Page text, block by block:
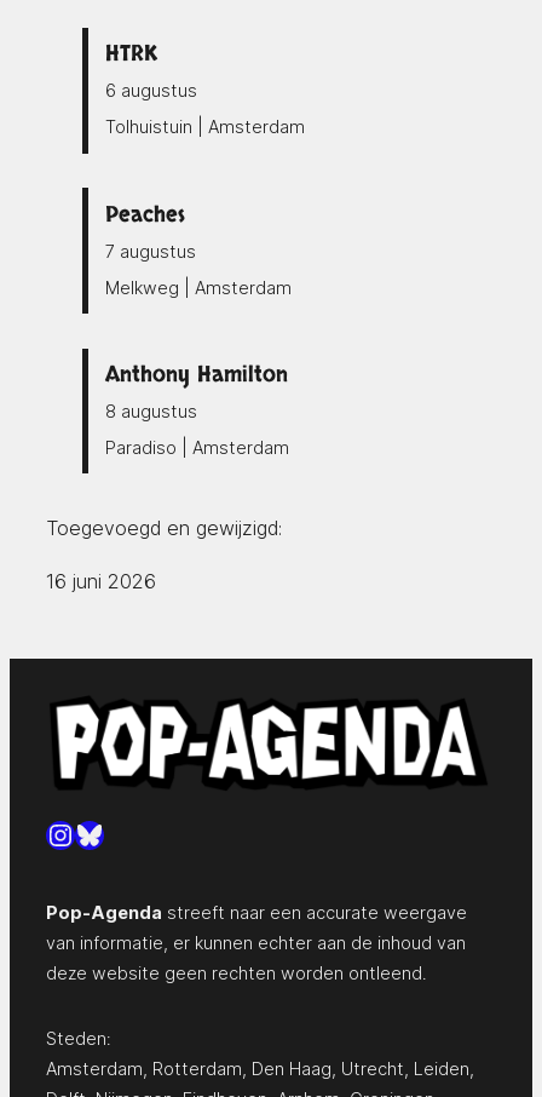
HTRK
6 augustus
Tolhuistuin | Amsterdam
Peaches
7 augustus
Melkweg | Amsterdam
Anthony Hamilton
8 augustus
Paradiso | Amsterdam
Toegevoegd en gewijzigd:
16 juni 2026
Instagram
Bluesky
Pop-Agenda streeft naar een accurate weergave
van informatie, er kunnen echter aan de inhoud van
deze website geen rechten worden ontleend.
Steden:
Amsterdam Rotterdam Den Haag Utrecht Leiden